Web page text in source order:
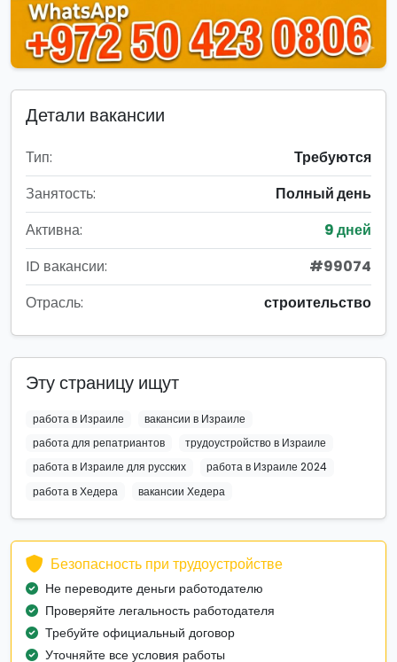
Детали вакансии
Тип:
Требуются
Занятость:
Полный день
Активна:
9 дней
ID вакансии:
#99074
Отрасль:
строительство
Эту страницу ищут
работа в Израиле
вакансии в Израиле
работа для репатриантов
трудоустройство в Израиле
работа в Израиле для русских
работа в Израиле 2024
работа в Хедера
вакансии Хедера
Безопасность при трудоустройстве
Не переводите деньги работодателю
Проверяйте легальность работодателя
Требуйте официальный договор
Уточняйте все условия работы